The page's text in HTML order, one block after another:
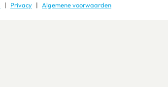
Privacy Algemene voorwaarden